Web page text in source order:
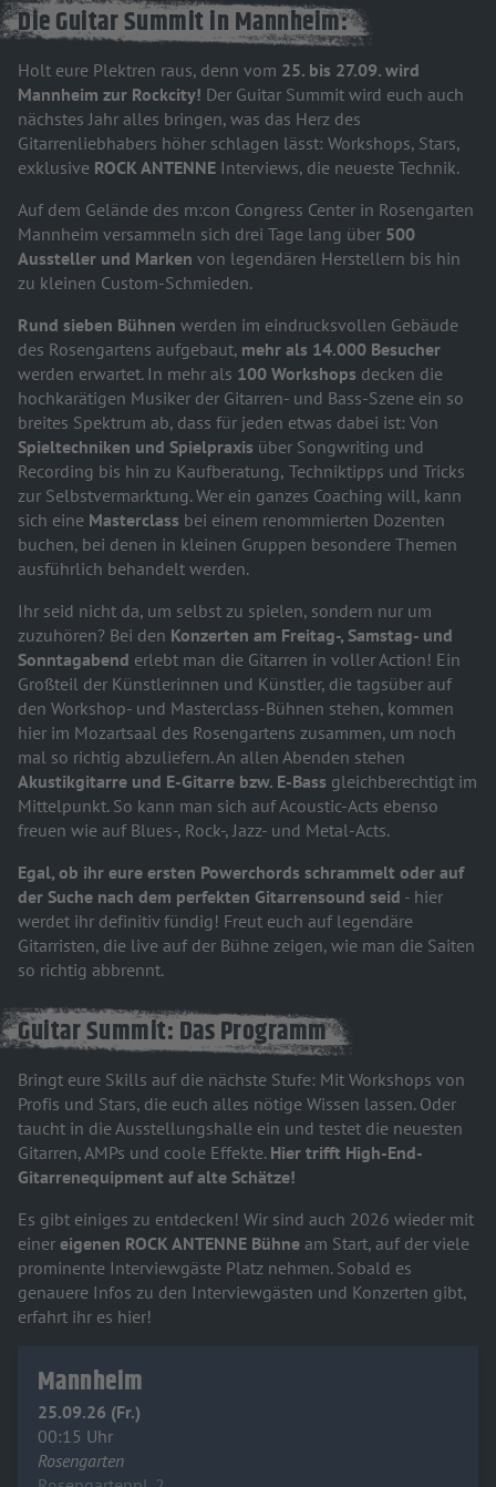
Die Guitar Summit in Mannheim:
Holt eure Plektren raus, denn vom 25. bis 27.09. wird
Mannheim zur Rockcity! Der Guitar Summit wird euch auch
nächstes Jahr alles bringen, was das Herz des
Gitarrenliebhabers höher schlagen lässt: Workshops, Stars,
exklusive ROCK ANTENNE Interviews, die neueste Technik.
Auf dem Gelände des m:con Congress Center in Rosengarten
Mannheim versammeln sich drei Tage lang über 500
Aussteller und Marken von legendären Herstellern bis hin
zu kleinen Custom-Schmieden.
Rund sieben Bühnen werden im eindrucksvollen Gebäude
des Rosengartens aufgebaut, mehr als 14.000 Besucher
werden erwartet. In mehr als 100 Workshops decken die
hochkarätigen Musiker der Gitarren- und Bass-Szene ein so
breites Spektrum ab, dass für jeden etwas dabei ist: Von
Spieltechniken und Spielpraxis über Songwriting und
Recording bis hin zu Kaufberatung, Techniktipps und Tricks
zur Selbstvermarktung. Wer ein ganzes Coaching will, kann
sich eine Masterclass bei einem renommierten Dozenten
buchen, bei denen in kleinen Gruppen besondere Themen
ausführlich behandelt werden.
Ihr seid nicht da, um selbst zu spielen, sondern nur um
zuzuhören? Bei den Konzerten am Freitag-, Samstag- und
Sonntagabend erlebt man die Gitarren in voller Action! Ein
Großteil der Künstlerinnen und Künstler, die tagsüber auf
den Workshop- und Masterclass-Bühnen stehen, kommen
hier im Mozartsaal des Rosengartens zusammen, um noch
mal so richtig abzuliefern. An allen Abenden stehen
Akustikgitarre und E-Gitarre bzw. E-Bass gleichberechtigt im
Mittelpunkt. So kann man sich auf Acoustic-Acts ebenso
freuen wie auf Blues-, Rock-, Jazz- und Metal-Acts.
Egal, ob ihr eure ersten Powerchords schrammelt oder auf
der Suche nach dem perfekten Gitarrensound seid - hier
werdet ihr definitiv fündig! Freut euch auf legendäre
Gitarristen, die live auf der Bühne zeigen, wie man die Saiten
so richtig abbrennt.
Guitar Summit: Das Programm
Bringt eure Skills auf die nächste Stufe: Mit Workshops von
Profis und Stars, die euch alles nötige Wissen lassen. Oder
taucht in die Ausstellungshalle ein und testet die neuesten
Gitarren, AMPs und coole Effekte. Hier trifft High-End-
Gitarrenequipment auf alte Schätze!
Es gibt einiges zu entdecken! Wir sind auch 2026 wieder mit
einer eigenen ROCK ANTENNE Bühne am Start, auf der viele
prominente Interviewgäste Platz nehmen. Sobald es
genauere Infos zu den Interviewgästen und Konzerten gibt,
erfahrt ihr es hier!
Mannheim
25.09.26 (Fr.)
00:15 Uhr
Rosengarten